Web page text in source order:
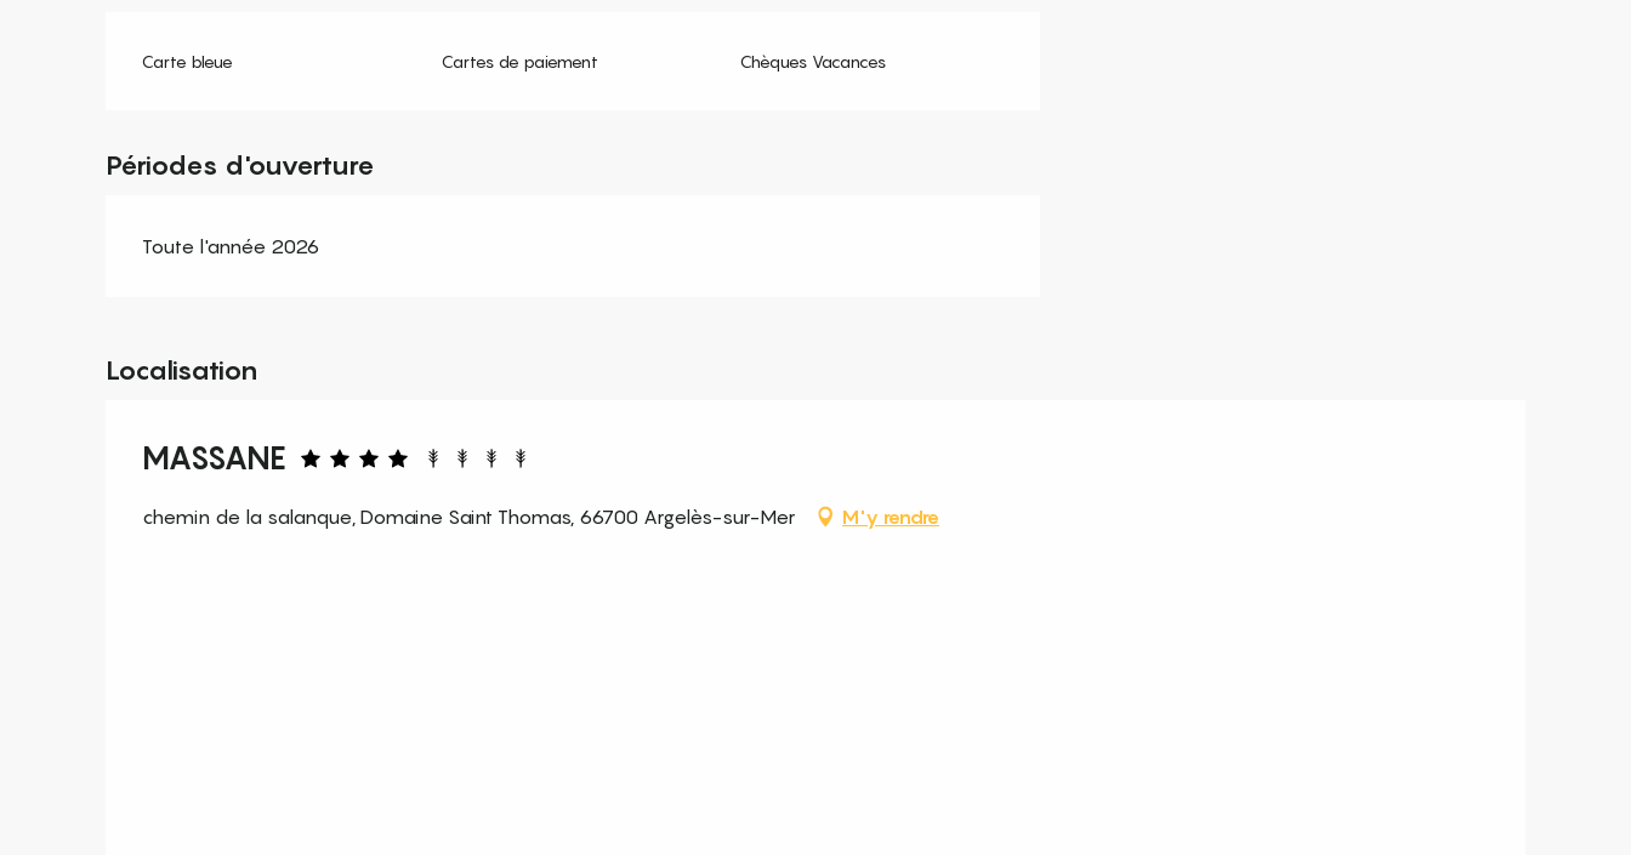
Carte bleue Cartes de paiement Chèques Vacances
Périodes d'ouverture
Toute l'année 2026
Localisation
MASSANE
chemin de la salanque, Domaine Saint Thomas, 66700 Argelès-sur-Mer M'y rendre